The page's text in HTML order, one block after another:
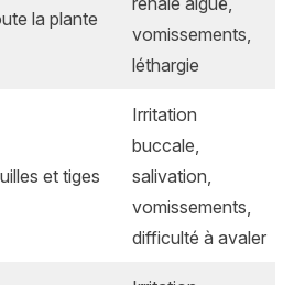
la plante
vomissements,
léthargie
et tiges
Irritation
buccale,
salivation,
vomissements,
difficulté à avaler